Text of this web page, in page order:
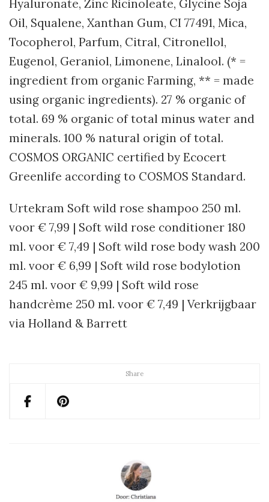
Share
Hyaluronate, Zinc Ricinoleate, Glycine Soja
Oil, Squalene, Xanthan Gum, CI 77491, Mica,
Tocopherol, Parfum, Citral, Citronellol,
Eugenol, Geraniol, Limonene, Linalool. (* =
ingredient from organic Farming, ** = made
using organic ingredients). 27 % organic of
total. 69 % organic of total minus water and
minerals. 100 % natural origin of total.
COSMOS ORGANIC certified by Ecocert
Greenlife according to COSMOS Standard.
Urtekram Soft wild rose shampoo 250 ml.
voor € 7,99 | Soft wild rose conditioner 180
ml. voor € 7,49 | Soft wild rose body wash 200
ml. voor € 6,99 | Soft wild rose bodylotion
245 ml. voor € 9,99 | Soft wild rose
handcrème 250 ml. voor € 7,49 | Verkrijgbaar
via Holland & Barrett